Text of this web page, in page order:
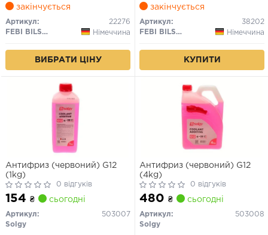
закінчується
Артикул:
22276
FEBI BILSTEIN
Німеччина
ВИБРАТИ ЦІНУ
закінчується
Артикул:
38202
FEBI BILSTEIN
Німеччина
КУПИТИ
Антифриз (червоний) G12
(1kg)
0 відгуків
154 ₴ сьогодні
Артикул:
503007
Solgy
Антифриз (червоний) G12
(4kg)
0 відгуків
480 ₴ сьогодні
Артикул:
503008
Solgy